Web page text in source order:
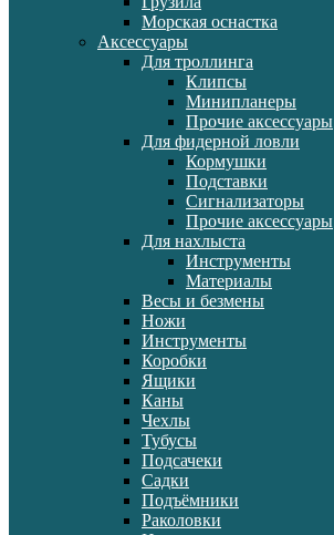
Морская оснастка
Аксессуары
Для троллинга
Клипсы
Минипланеры
Прочие аксессуары
Для фидерной ловли
Кормушки
Подставки
Сигнализаторы
Прочие аксессуары
Для нахлыста
Инструменты
Материалы
Весы и безмены
Ножи
Инструменты
Коробки
Ящики
Каны
Чехлы
Тубусы
Подсачеки
Садки
Подъёмники
Раколовки